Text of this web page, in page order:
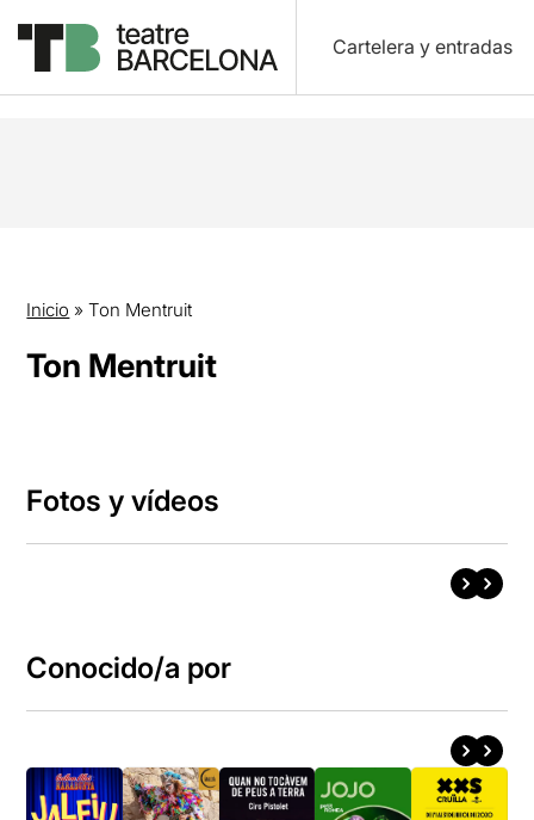
Cartelera y entradas
Inicio »Ton Mentruit
Ton Mentruit
Fotos y vídeos
Conocido/a por